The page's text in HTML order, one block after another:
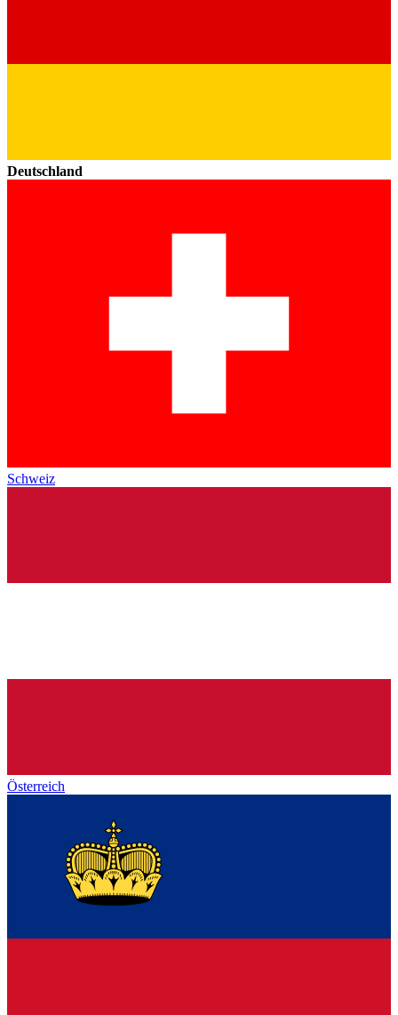
Deutschland
Schweiz
Österreich